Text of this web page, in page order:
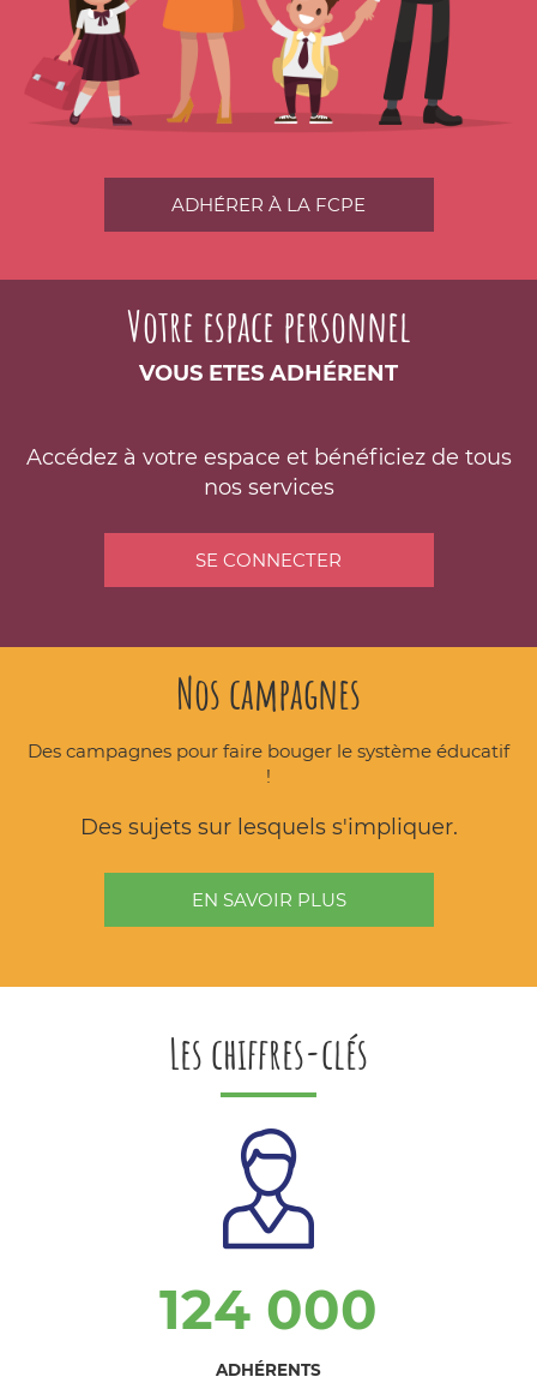
ADHÉRER À LA FCPE
Votre espace personnel
VOUS ETES ADHÉRENT
Accédez à votre espace et bénéficiez de tous
nos services
SE CONNECTER
Nos campagnes
Des campagnes pour faire bouger le système éducatif
!
Des sujets sur lesquels s'impliquer.
EN SAVOIR PLUS
Les chiffres-clés
124 000
ADHÉRENTS